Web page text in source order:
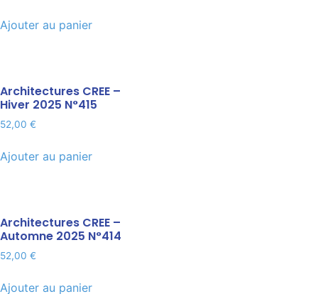
Ajouter au panier
Architectures CREE –
Hiver 2025 N°415
52,00 €
Ajouter au panier
Architectures CREE –
Automne 2025 N°414
52,00 €
Ajouter au panier